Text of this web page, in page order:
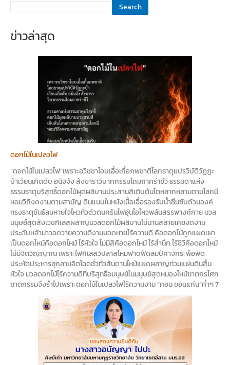
Search
ข่าวล่าสุด
ดอกไม้ในเปลวไฟ
“ดอกไม้ในเปลวไฟ”เพราะอวิชชาโอบเอื้อเกื้อภพชาติโลกธาตุแปรวิบัติวัฏฏะ
บ้าเวียนเกิดดับ อนิจจัง สังขาราวิบากกรรมโถมถาคร่าชีวี ธรรมดาแห่ง
ธรรมธาตุบริสุทธิ์ดอกไม้ผุดผลิบานประสานสีเติบต้นโตหลากหลามตามโลกมี
หอมวิถีงดงามตามสามัญ ดินแนบในหนังเนื้อเอื้อรองรับน้ำซึมซับถ้วนองค์
ทรงธาตุขันธ์ลมหายใจไหวทั่วตัวตนครันไฟอุ่นไอไหวพลันสรรพางค์กาย มวล
มนุษย์สุดสังเวชกิเลสผลาญมวลดอกไม้ผลิบานไม่นานสลายเคยงดงาม
ประดับหล้ามาวอดวายความดีงามมอดหายไร้ความดี คือดอกไม้ถูกแผดเผา
เป็นดอกไหม้คือดอกไหม้ ไร้หัวใจ ไม่มีสีคือดอกไหม้ ไร้สำนึก ไร้ชีวีคือดอกไหม้
ไม่มีจิตวิญญาณ เพราะไฟกิเลสวิปลาสโหมฟาดฟัดลมปีศาจกระพือพัด
ประหัตประหารลุกลามจิตโฉดชั่วทั่วสันดานไหม้แผดผลาญท่วมแผ่นดินสิ้น
หัวใจ มวลดอกไม้ไร้ความดีที่บริสุทธิ์อมนุษย์ในมนุษย์สุดหมองไหม้ฆาตกรโศก
ฆาตกรรมจึงร่ำไปเพราะดอกไม้ในเปลวไฟไร้ความงาม “คอน ขอนแก่น”ค่ำๆ 7